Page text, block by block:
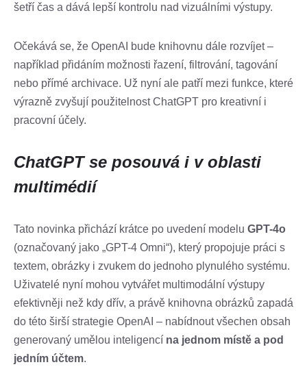
šetří čas a dává lepší kontrolu nad vizuálními výstupy.
Očekává se, že OpenAI bude knihovnu dále rozvíjet –
například přidáním možnosti řazení, filtrování, tagování
nebo přímé archivace. Už nyní ale patří mezi funkce, které
výrazně zvyšují použitelnost ChatGPT pro kreativní i
pracovní účely.
ChatGPT se posouvá i v oblasti
multimédií
Tato novinka přichází krátce po uvedení modelu GPT-4o
(označovaný jako „GPT-4 Omni“), který propojuje práci s
textem, obrázky i zvukem do jednoho plynulého systému.
Uživatelé nyní mohou vytvářet multimodální výstupy
efektivněji než kdy dřív, a právě knihovna obrázků zapadá
do této širší strategie OpenAI – nabídnout všechen obsah
generovaný umělou inteligencí na jednom místě a pod
jedním účtem.